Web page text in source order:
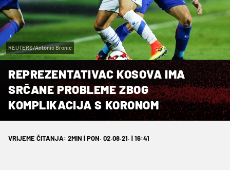
REUTERS/Antonio Bronic
REPREZENTATIVAC KOSOVA IMA
SRČANE PROBLEME ZBOG
KOMPLIKACIJA S KORONOM
VRIJEME ČITANJA: 2MIN | PON. 02.08.21. | 16:41